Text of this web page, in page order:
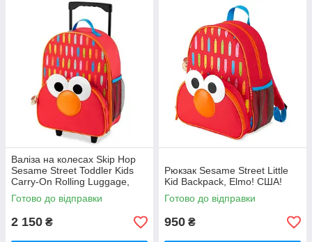
Валіза на колесах Skip Hop
Sesame Street Toddler Kids
Carry-On Rolling Luggage,
Elmo! США!
Готово до відправки
2 150 ₴
Рюкзак Sesame Street Little
Kid Backpack, Elmo! США!
Готово до відправки
950 ₴